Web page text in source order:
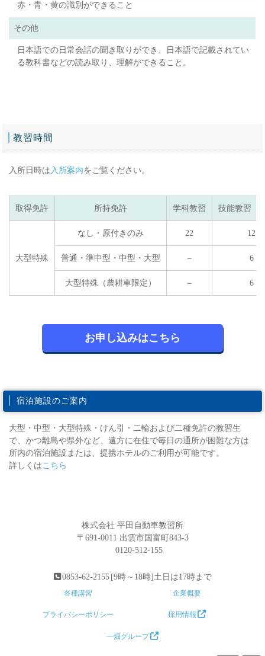
赤・青・黄の識別ができること
その他
日本語での日常会話の聞き取りができ、日本語で記載されてい
る教科書などの読み取り、理解ができること。
教習時間
入所日時は 入所案内をご覧ください。
取得免許 所持免許 学科教習 技能教習（
大型特殊
なし・原付きのみ 22 12
普通・準中型・中型・大型 – 6
大型特殊（農耕車限定） – 6
お申し込みはこちら
宿泊施設のご案内
大型・中型・大型特殊・けん引・二輪および二種免許の教習生
で、かつ離島や県外など、遠方に在住で毎日の通所が困難な方は
所内の宿泊施設または、提携ホテルのご利用が可能です。
詳しくはこちら
株式会社 平田自動車教習所
〒691-0011 出雲市国富町843-3
0120-512-155
0853-62-2155 [9時～18時]土日は17時まで
各種講習 企業概要
プライバシーポリシー 採用情報
一畑グループ